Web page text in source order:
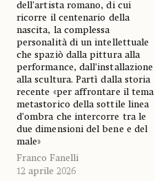
dell’artista romano, di cui
ricorre il centenario della
nascita, la complessa
personalità di un intellettuale
che spaziò dalla pittura alla
performance, dall’installazione
alla scultura. Partì dalla storia
recente «per affrontare il tema
metastorico della sottile linea
d’ombra che intercorre tra le
due dimensioni del bene e del
male»
Franco Fanelli
12 aprile 2026